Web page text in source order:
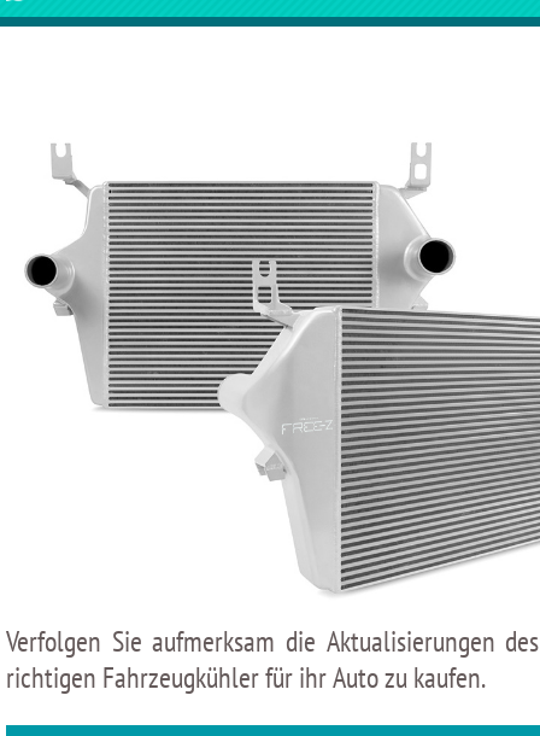
Verfolgen Sie aufmerksam die Aktualisierungen
richtigen Fahrzeugkühler für ihr Auto zu kaufen.